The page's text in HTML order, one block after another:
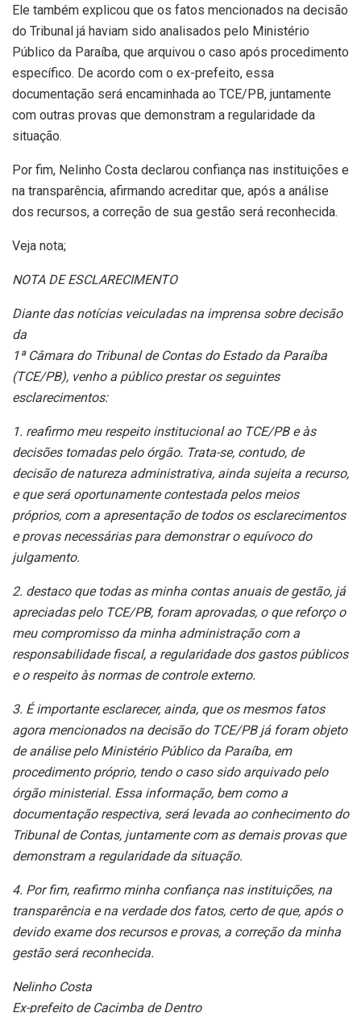
Ele também explicou que os fatos mencionados na decisão
do Tribunal já haviam sido analisados pelo Ministério
Público da Paraíba, que arquivou o caso após procedimento
específico. De acordo com o ex-prefeito, essa
documentação será encaminhada ao TCE/PB, juntamente
com outras provas que demonstram a regularidade da
situação.
Por fim, Nelinho Costa declarou confiança nas instituições e
na transparência, afirmando acreditar que, após a análise
dos recursos, a correção de sua gestão será reconhecida.
Veja nota;
NOTA DE ESCLARECIMENTO
Diante das notícias veiculadas na imprensa sobre decisão
da
1ª Câmara do Tribunal de Contas do Estado da Paraíba
(TCE/PB), venho a público prestar os seguintes
esclarecimentos:
1. reafirmo meu respeito institucional ao TCE/PB e às
decisões tomadas pelo órgão. Trata-se, contudo, de
decisão de natureza administrativa, ainda sujeita a recurso,
e que será oportunamente contestada pelos meios
próprios, com a apresentação de todos os esclarecimentos
e provas necessárias para demonstrar o equívoco do
julgamento.
2. destaco que todas as minha contas anuais de gestão, já
apreciadas pelo TCE/PB, foram aprovadas, o que reforço o
meu compromisso da minha administração com a
responsabilidade fiscal, a regularidade dos gastos públicos
e o respeito às normas de controle externo.
3. É importante esclarecer, ainda, que os mesmos fatos
agora mencionados na decisão do TCE/PB já foram objeto
de análise pelo Ministério Público da Paraíba, em
procedimento próprio, tendo o caso sido arquivado pelo
órgão ministerial. Essa informação, bem como a
documentação respectiva, será levada ao conhecimento do
Tribunal de Contas, juntamente com as demais provas que
demonstram a regularidade da situação.
4. Por fim, reafirmo minha confiança nas instituições, na
transparência e na verdade dos fatos, certo de que, após o
devido exame dos recursos e provas, a correção da minha
gestão será reconhecida.
Nelinho Costa
Ex-prefeito de Cacimba de Dentro